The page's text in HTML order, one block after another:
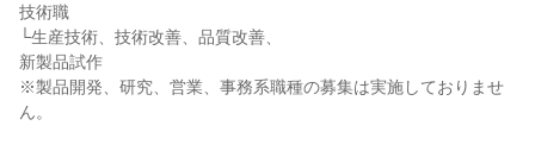
技術職
└生産技術、技術改善、品質改善、
新製品試作
※製品開発、研究、営業、事務系職種の募集は実施しておりませ
ん。